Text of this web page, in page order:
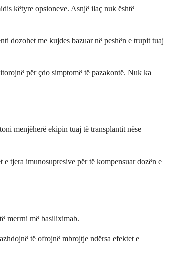
këtyre opsioneve. Asnjë ilaç nuk është
dozohet me kujdes bazuar në peshën e trupit tuaj
për çdo simptomë të pazakontë. Nuk ka
menjëherë ekipin tuaj të transplantit nëse
tjera imunosupresive për të kompensuar dozën e
merrni më basiliximab.
të ofrojnë mbrojtje ndërsa efektet e